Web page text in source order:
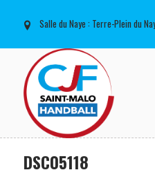
Salle du Naye : Terre-Plein du
DSC05118